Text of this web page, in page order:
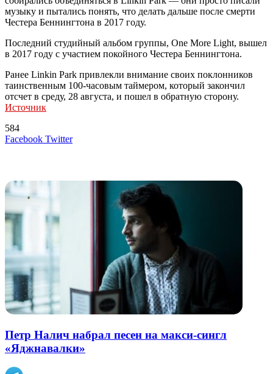
музыку и пытались понять, что делать дальше после смерти
Честера Беннингтона в 2017 году.
Последний студийный альбом группы, One More Light, вышел
в 2017 году с участием покойного Честера Беннингтона.
Ранее Linkin Park привлекли внимание своих поклонников
таинственным 100-часовым таймером, который закончил
отсчет в среду, 28 августа, и пошел в обратную сторону.
Источник
584
Facebook TwitterLinkedIn
Tumblr
Reddit
Вконтакте
Одноклассники
Skype
Messenger
Messenger
WhatsApp
Telegram
Viber
Line
Поделиться
Печатать
Петр Налич набрал песен на макси-сингл
«Яджнавалки»